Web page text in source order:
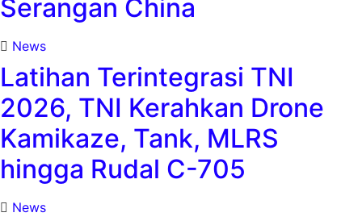
Serangan China
News
Latihan Terintegrasi TNI
2026, TNI Kerahkan Drone
Kamikaze, Tank, MLRS
hingga Rudal C-705
News